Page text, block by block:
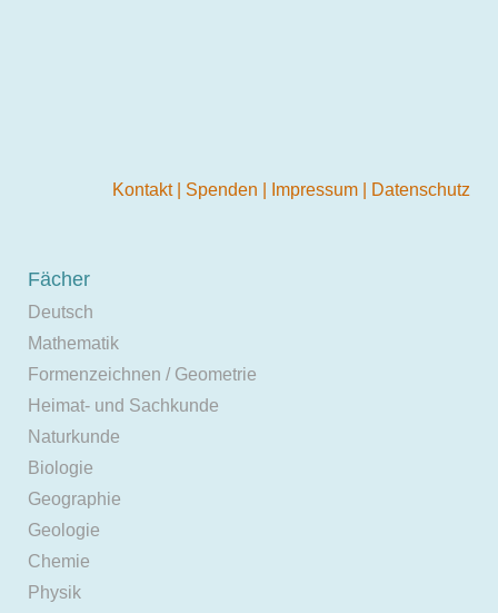
Kontakt Spenden Impressum Datenschutz
Fächer
Deutsch
Mathematik
Formenzeichnen / Geometrie
Heimat- und Sachkunde
Naturkunde
Biologie
Geographie
Geologie
Chemie
Physik